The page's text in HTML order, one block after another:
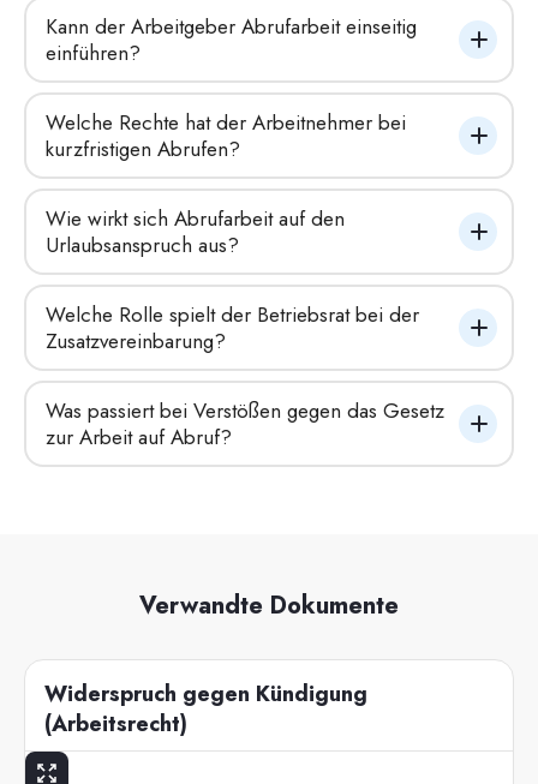
Kann der Arbeitgeber Abrufarbeit einseitig
einführen?
Welche Rechte hat der Arbeitnehmer bei
kurzfristigen Abrufen?
Wie wirkt sich Abrufarbeit auf den
Urlaubsanspruch aus?
Welche Rolle spielt der Betriebsrat bei der
Zusatzvereinbarung?
Was passiert bei Verstößen gegen das Gesetz
zur Arbeit auf Abruf?
Verwandte Dokumente
Widerspruch gegen Kündigung
(Arbeitsrecht)